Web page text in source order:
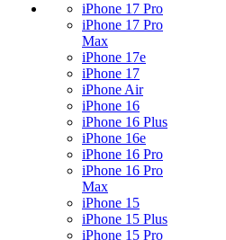
iPhone 17 Pro
iPhone 17 Pro
Max
iPhone 17e
iPhone 17
iPhone Air
iPhone 16
iPhone 16 Plus
iPhone 16e
iPhone 16 Pro
iPhone 16 Pro
Max
iPhone 15
iPhone 15 Plus
iPhone 15 Pro